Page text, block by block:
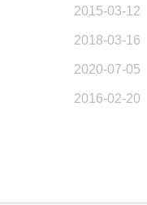
2015-03-12
2018-03-16
2020-07-05
2016-02-20